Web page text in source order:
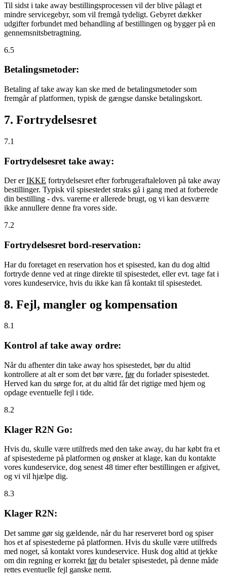
Til sidst i take away bestillingsprocessen vil der blive pålagt et
mindre servicegebyr, som vil fremgå tydeligt. Gebyret dækker
udgifter forbundet med behandling af bestillingen og bygger på en
gennemsnitsbetragtning.
6.5
Betalingsmetoder:
Betaling af take away kan ske med de betalingsmetoder som
fremgår af platformen, typisk de gængse danske betalingskort.
7. Fortrydelsesret
7.1
Fortrydelsesret take away:
Der erIKKE fortrydelsesret efter forbrugeraftaleloven på take away
bestillinger. Typisk vil spisestedet straks gå i gang med at forberede
din bestilling - dvs. varerne er allerede brugt, og vi kan desværre
ikke annullere denne fra vores side.
7.2
Fortrydelsesret bord-reservation:
Har du foretaget en reservation hos et spisested, kan du dog altid
fortryde denne ved at ringe direkte til spisestedet, eller evt. tage fat i
vores kundeservice, hvis du ikke kan få kontakt til spisestedet.
8. Fejl, mangler og kompensation
8.1
Kontrol af take away ordre:
Når du afhenter din take away hos spisestedet, bør du altid
kontrollere at alt er som det bør være, førdu forlader spisestedet.
Herved kan du sørge for, at du altid får det rigtige med hjem og
opdage eventuelle fejl i tide.
8.2
Klager R2N Go:
Hvis du, skulle være utilfreds med den take away, du har købt fra et
af spisestederne på platformen og ønsker at klage, kan du kontakte
vores kundeservice, dog senest 48 timer efter bestillingen er afgivet,
og vi vil hjælpe dig.
8.3
Klager R2N:
Det samme gør sig gældende, når du har reserveret bord og spiser
hos et af spisestederne på platformen. Hvis du skulle være utilfreds
med noget, så kontakt vores kundeservice. Husk dog altid at tjekke
om din regning er korrekt førdu betaler spisestedet, på denne måde
rettes eventuelle fejl ganske nemt.